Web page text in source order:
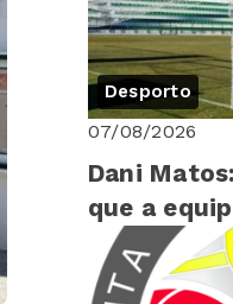
Desporto
07/08/2026
Dani
que a